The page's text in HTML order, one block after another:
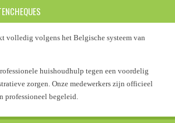
volledig volgens het Belgische systeem van
huishoudhulp tegen een voordelig
zorgen. Onze medewerkers zijn officieel
professioneel begeleid.